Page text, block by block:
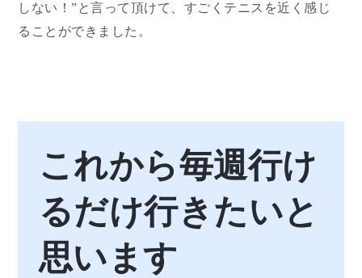
しない！”と言って頂けて、すごくテニスを近く感じ
ることができました。
これから毎週行け
るだけ行きたいと
思います